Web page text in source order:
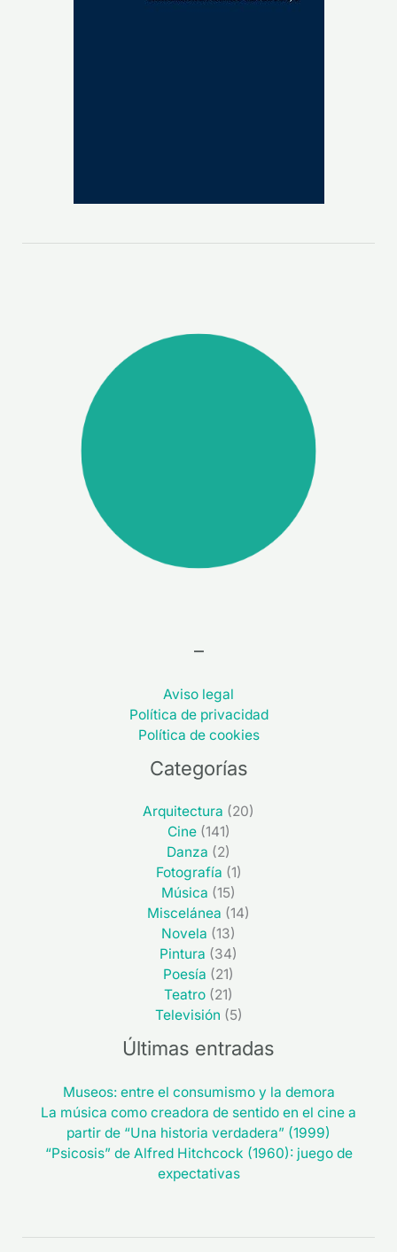
–
Aviso legal
Política de privacidad
Política de cookies
Categorías
Arquitectura (20)
Cine(141)
Danza (2)
Fotografía (1)
Música (15)
Miscelánea (14)
Novela (13)
Pintura (34)
Poesía (21)
Teatro (21)
Televisión (5)
Últimas entradas
Museos: entre el consumismo y la demora
La música como creadora de sentido en el cine a
partir de “Una historia verdadera” (1999)
“Psicosis” de Alfred Hitchcock (1960): juego de
expectativas